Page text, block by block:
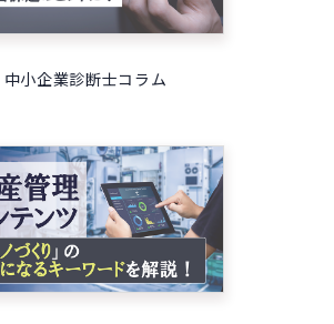
中小企業診断士コラム